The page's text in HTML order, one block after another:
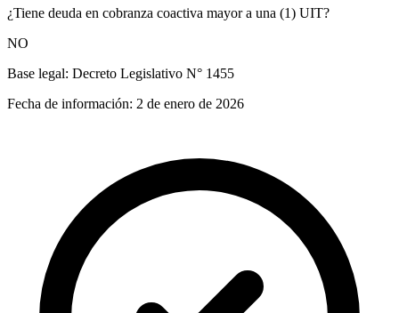
¿Tiene deuda en cobranza coactiva mayor a una (1) UIT?
NO
Base legal: Decreto Legislativo N° 1455
Fecha de información: 2 de enero de 2026